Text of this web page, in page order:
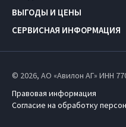
ВЫГОДЫ И ЦЕНЫ
СЕРВИСНАЯ ИНФОРМАЦИЯ
© 2026, АО «Авилон АГ» ИНН
Правовая информация
Согласие на обработку